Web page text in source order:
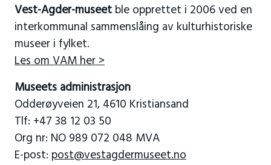
Vest-Agder-museetble opprettet i 2006 ved en
interkommunal sammenslåing av kulturhistoriske
museer i fylket.
Les om VAM her >
Museets administrasjon
Odderøyveien 21, 4610 Kristiansand
Tlf: +47 38 12 03 50
Org nr: NO 989 072 048 MVA
E-post: post@vestagdermuseet.no